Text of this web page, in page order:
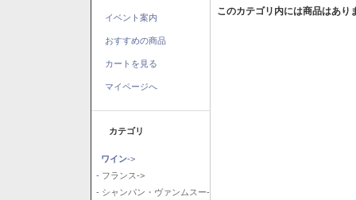
イベント案内
おすすめの商品
カートを見る
マイページへ
カテゴリ
ワイン->
- フランス->
- シャンパン・ヴァンムスー-
このカテゴリ内には商品はあり